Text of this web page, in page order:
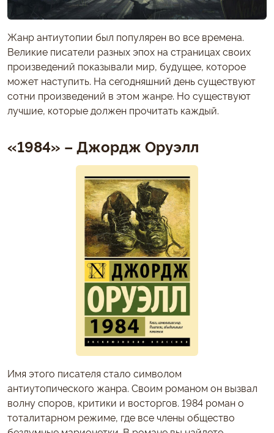
Жанр антиутопии был популярен во все времена.
Великие писатели разных эпох на страницах своих
произведений показывали мир, будущее, которое
может наступить. На сегодняшний день существуют
сотни произведений в этом жанре. Но существуют
лучшие, которые должен прочитать каждый.
«1984» – Джордж Оруэлл
Имя этого писателя стало символом
антиутопического жанра. Своим романом он вызвал
волну споров, критики и восторгов. 1984 роман о
тоталитарном режиме, где все члены общество